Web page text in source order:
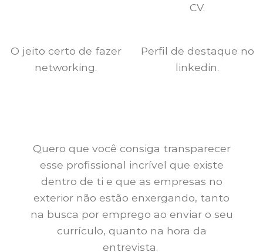
CV.
O jeito certo de fazer
networking.
Perfil de destaque no
linkedin.
Quero que você consiga transparecer
esse profissional incrível que existe
dentro de ti e que as empresas no
exterior não estão enxergando, tanto
na busca por emprego ao enviar o seu
currículo, quanto na hora da
entrevista.